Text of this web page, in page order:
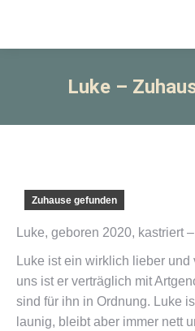
Luke –
Zuhause gefunden
Luke, geboren 2020, kastriert
Luke ist ein wirklich lieber und
uns ist er verträglich mit
sind für ihn in Ordnung. Luke
launig, bleibt aber immer nett